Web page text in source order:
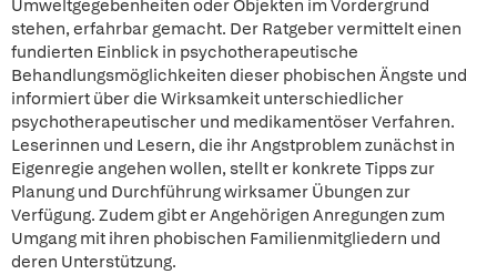
Umweltgegebenheiten oder Objekten im Vordergrund
stehen, erfahrbar gemacht. Der Ratgeber vermittelt einen
fundierten Einblick in psychotherapeutische
Behandlungsmöglichkeiten dieser phobischen Ängste und
informiert über die Wirksamkeit unterschiedlicher
psychotherapeutischer und medikamentöser Verfahren.
Leserinnen und Lesern, die ihr Angstproblem zunächst in
Eigenregie angehen wollen, stellt er konkrete Tipps zur
Planung und Durchführung wirksamer Übungen zur
Verfügung. Zudem gibt er Angehörigen Anregungen zum
Umgang mit ihren phobischen Familienmitgliedern und
deren Unterstützung.